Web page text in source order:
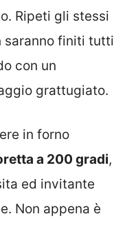
Ripeti gli stessi
saranno finiti tutti
con un
grattugiato.
in forno
a 200 gradi,
ed invitante
Non appena è